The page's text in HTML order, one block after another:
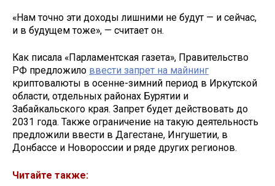
«Нам точно эти доходы лишними не будут — и сейчас,
и в будущем тоже», — считает он.
Как писала «Парламентская газета», Правительство
РФ предложило ввести запрет на майнинг
криптовалюты в осенне-зимний период в Иркутской
области, отдельных районах Бурятии и
Забайкальского края. Запрет будет действовать до
2031 года. Также ограничение на такую деятельность
предложили ввести в Дагестане, Ингушетии, в
Донбассе и Новороссии и ряде других регионов.
Читайте также: